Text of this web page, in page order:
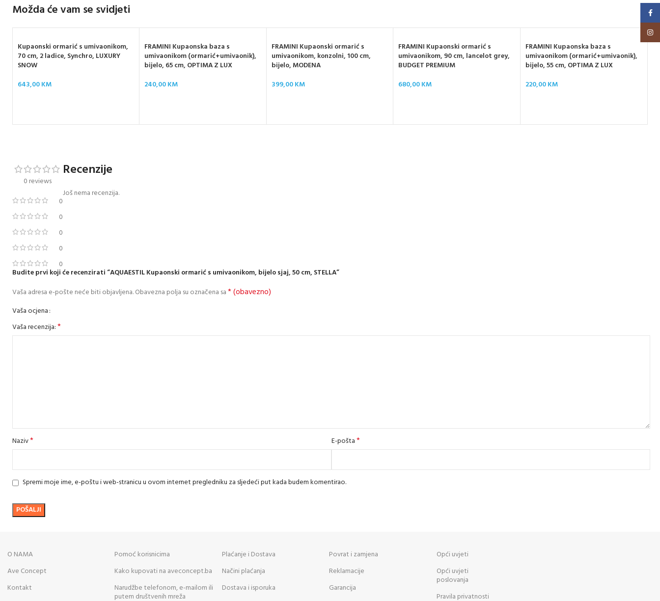
Možda će vam se svidjeti
Kupaonski ormarić s umivaonikom,
70 cm, 2 ladice, Synchro, LUXURY
SNOW
643,00KM
FRAMINI Kupaonska baza s
umivaonikom (ormarić+umivaonik),
bijelo, 65 cm, OPTIMA Z LUX
240,00KM
FRAMINI Kupaonski ormarić s
umivaonikom, konzolni, 100 cm,
bijelo, MODENA
399,00KM
FRAMINI Kupaonski ormarić s
umivaonikom, 90 cm, lancelot grey,
BUDGET PREMIUM
680,00KM
FRAMINI Kupaonska baza s
umivaonikom (ormarić+umivaonik),
bijelo, 55 cm, OPTIMA Z LUX
220,00KM
0 reviews
0
0
0
0
0
Recenzije
Još nema recenzija.
Budite prvi koji će recenzirati “AQUAESTIL Kupaonski ormarić s umivaonikom, bijelo sjaj, 50 cm, STELLA”
Vaša adresa e-pošte neće biti objavljena.Obavezna polja su označena sa* (obavezno)
Vaša ocjena
Vaša recenzija:*
Naziv* E-pošta*
Spremi moje ime, e-poštu i web-stranicu u ovom internet pregledniku za sljedeći put kada budem komentirao.
O NAMA
Ave Concept
Kontakt
Pomoć korisnicima
Kako kupovati na aveconcept.ba
Narudžbe telefonom, e-mailom ili
putem društvenih mreža
Plaćanje i Dostava
Načini plaćanja
Dostava i isporuka
Povrat i zamjena
Reklamacije
Garancija
Opći uvjeti
Opći uvjeti
poslovanja
Pravila privatnosti